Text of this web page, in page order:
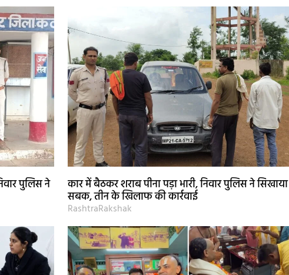
पुलिस ने कार में बैठकर शराब पीना पड़ा भारी, निवार पुलिस ने सिखाया
सबक, तीन के खिलाफ की कार्रवाई
RashtraRakshak